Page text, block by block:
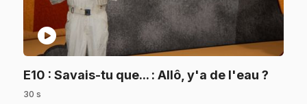
play_circle
E10 : Savais-tu que... : Allô, y'a de l'eau ?
30 s